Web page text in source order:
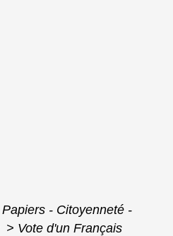
Papiers - Citoyenneté -
> Vote d'un Français